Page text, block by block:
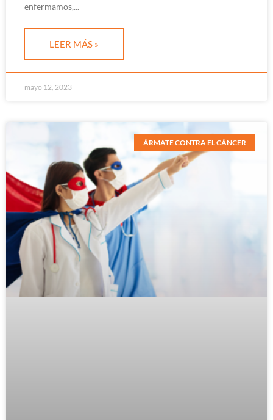
enfermamos,
LEER MÁS »
mayo 12, 2023
ÁRMATE CONTRA EL CÁNCER